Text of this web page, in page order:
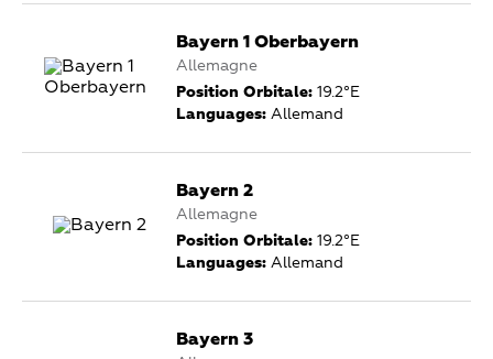
Bayern 1 Oberbayern
Allemagne
Position Orbitale: 19.2°E
Languages: Allemand
Bayern 2
Allemagne
Position Orbitale: 19.2°E
Languages: Allemand
Bayern 3